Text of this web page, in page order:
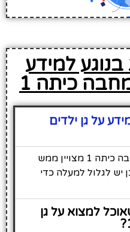
למידע
כיתה 1
על גן ילדים
כל המידע על גן ילדים אלמחבה כיתה 1 מצויין ממש
לגלול למעלה כדי
למצוא על גן